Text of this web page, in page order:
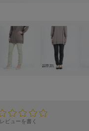
レビューを書く